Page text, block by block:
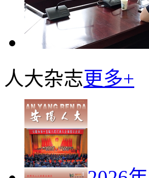
人大杂志更多+